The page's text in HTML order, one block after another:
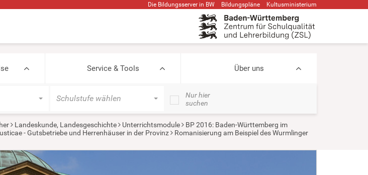
Die Bildungsserver in BW Bildungspläne Kultusministerium
Service & Tools Über uns
Schulstufe wählen
Nur hier
suchen
Landeskunde, Landesgeschichte Unterrichtsmodule
BP 2016: Baden-Württemberg im
- Gutsbetriebe und Herrenhäuser in der Provinz
Romanisierung am Beispiel des Wurmlinger